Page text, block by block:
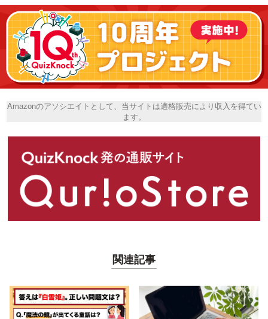
Amazonのアソシエイトとして、当サイトは適格販売により収入を得てい
ます。
関連記事